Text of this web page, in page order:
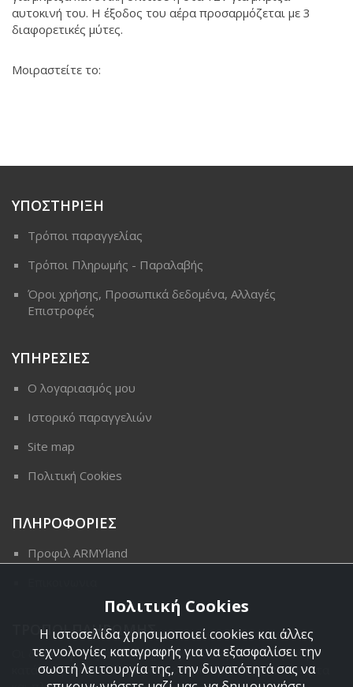
αυτοκινή του. Η έξοδος του αέρα προσαρμόζεται με 3
διαφορετικές μύτες.
Μοιραστείτε το:
ΥΠΟΣΤΗΡΙΞΗ
Τρόποι παραγγελίας
Τρόποι Πληρωμής - Παραλαβής
Όροι χρήσης, Προσωπικά δεδομένα, Αλλαγές
Επιστροφές
ΥΠΗΡΕΣΙΕΣ
Ο λογαριασμός μου
Ιστορικό παραγγελιών
Site map
Πολιτική Cookies
ΠΛΗΡΟΦΟΡΙΕΣ
Προφιλ ARMYland
ΤΡΟΠΟΙ ΠΛΗΡΩΜΗΣ
Οι διαθέσιμοι τρόποι πληρωμής είναι η Αντικαταβολή,
κατάθεση σε τραπεζικό μας λογαριασμό, πιστωτική κάρτα
Πολιτική Cookies
Η ιστοσελίδα χρησιμοποιεί cookies και άλλες
τεχνολογίες καταγραφής για να εξασφαλίσει την
σωστή λειτουργία της, την δυνατότητά σας να